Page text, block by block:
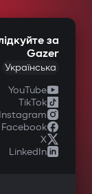
за
Gazer
Українська
YouTube
TikTok
Instagram
Facebook
X
LinkedIn